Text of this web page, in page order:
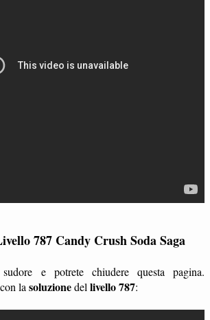
787 Candy Crush Soda Saga
e potrete chiudere questa pagina.
la soluzionedel livello 787: